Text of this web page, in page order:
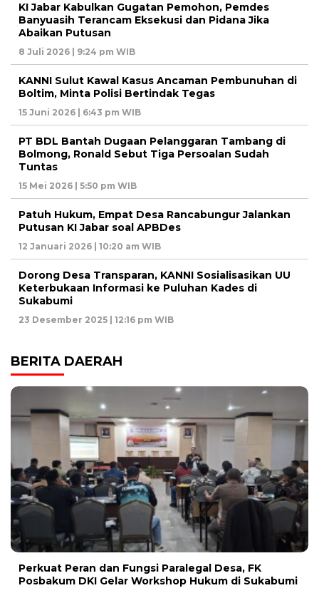
KI Jabar Kabulkan Gugatan Pemohon, Pemdes
Banyuasih Terancam Eksekusi dan Pidana Jika
Abaikan Putusan
8 Juli 2026 | 9:24 pm WIB
KANNI Sulut Kawal Kasus Ancaman Pembunuhan di
Boltim, Minta Polisi Bertindak Tegas
15 Juni 2026 | 6:43 pm WIB
PT BDL Bantah Dugaan Pelanggaran Tambang di
Bolmong, Ronald Sebut Tiga Persoalan Sudah
Tuntas
15 Mei 2026 | 5:50 pm WIB
Patuh Hukum, Empat Desa Rancabungur Jalankan
Putusan KI Jabar soal APBDes
12 Januari 2026 | 10:20 am WIB
Dorong Desa Transparan, KANNI Sosialisasikan UU
Keterbukaan Informasi ke Puluhan Kades di
Sukabumi
23 Desember 2025 | 12:16 pm WIB
BERITA DAERAH
Perkuat Peran dan Fungsi Paralegal Desa, FK
Posbakum DKI Gelar Workshop Hukum di Sukabumi